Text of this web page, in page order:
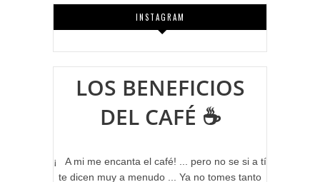
INSTAGRAM
LOS BENEFICIOS
DEL CAFÉ ☕
¡ A mi me encanta el café! ... pero no se si a tí
te dicen muy a menudo ... Ya no tomes tanto